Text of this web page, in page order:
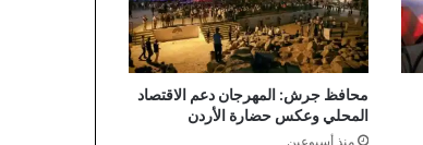
محافظ جرش: المهرجان دعم الاقتصاد
المحلي وعكس حضارة الأردن
منذ أسبوعين